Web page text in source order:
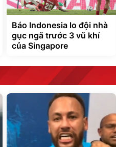
Báo Indonesia lo đội nhà
gục ngã trước 3 vũ khí
của Singapore